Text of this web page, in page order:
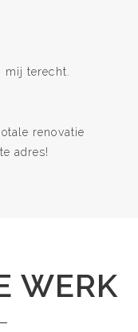
mij terecht.
renovatie
adres!
WERK